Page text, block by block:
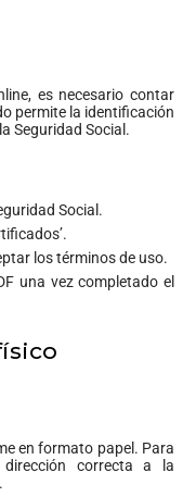
es necesario contar
permite la identificación
Seguridad Social.
Social.
los términos de uso.
una vez completado el
en formato papel. Para
correcta a la